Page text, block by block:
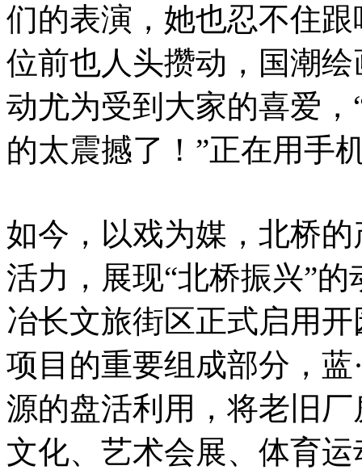
们的表演，她也忍不住
位前也人头攒动，国潮
动尤为受到大家的喜爱
的太震撼了！”正在用手
如今，以戏为媒，北桥
活力，展现“北桥振兴”
冶长文旅街区正式启用
项目的重要组成部分，
源的盘活利用，将老旧
文化、艺术会展、体育